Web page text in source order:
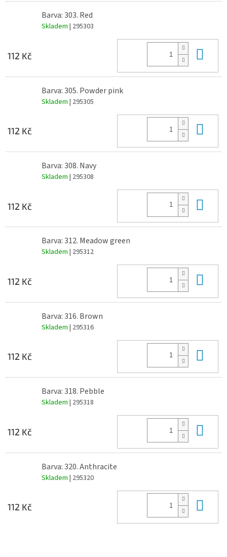
Barva: 303. Red
Skladem | 295303
112 Kč
Barva: 305. Powder pink
Skladem | 295305
112 Kč
Barva: 308. Navy
Skladem | 295308
112 Kč
Barva: 312. Meadow green
Skladem | 295312
112 Kč
Barva: 316. Brown
Skladem | 295316
112 Kč
Barva: 318. Pebble
Skladem | 295318
112 Kč
Barva: 320. Anthracite
Skladem | 295320
112 Kč